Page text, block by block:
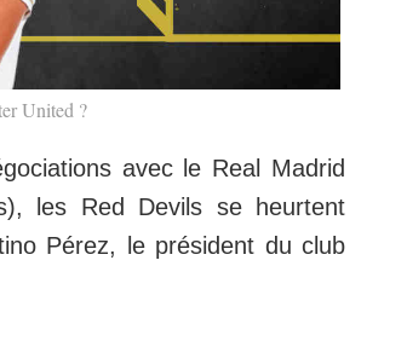
United ?
avec le Real Madrid
les Red Devils se heurtent
Pérez, le président du club